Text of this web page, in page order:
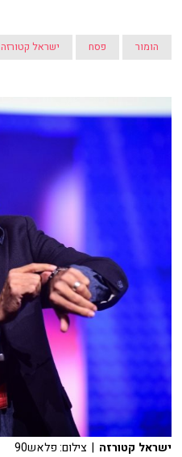
הומור פסח ישראל קטורזה
ישראל קטורזה | צילום: פלאש90